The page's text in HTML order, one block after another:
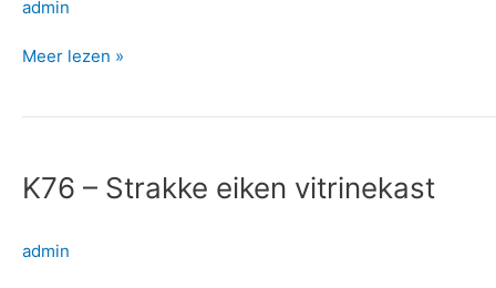
admin
Meer lezen »
K76 – Strakke eiken vitrinekast
admin
Strakke